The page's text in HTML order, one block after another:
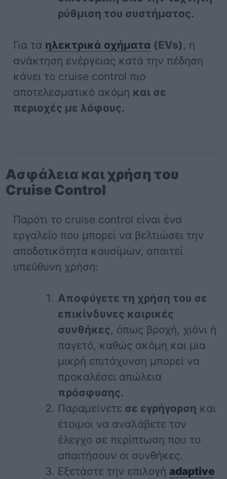
ρύθμιση του συστήματος.
Για τα ηλεκτρικά οχήματα (EVs), η
ανάκτηση ενέργειας κατά την πέδηση
κάνει το cruise control πιο
αποτελεσματικό ακόμη και σε
περιοχές με λόφους.
Ασφάλεια και χρήση του
Cruise Control
Παρότι το cruise control είναι ένα
εργαλείο που μπορεί να βελτιώσει την
αποδοτικότητα καυσίμων, απαιτεί
υπεύθυνη χρήση:
Αποφύγετε τη χρήση του σε
επικίνδυνες καιρικές
συνθήκες, όπως βροχή, χιόνι ή
παγετό, καθώς ακόμη και μια
μικρή επιτάχυνση μπορεί να
προκαλέσει απώλεια
πρόσφυσης.
Παραμείνετε σε εγρήγορση και
έτοιμοι να αναλάβετε τον
έλεγχο σε περίπτωση που το
απαιτήσουν οι συνθήκες.
Εξετάστε την επιλογή adaptive